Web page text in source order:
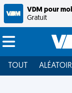
VDM pour
Gratuit
TOUT